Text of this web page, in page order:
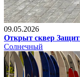
09.05.2026
Открыт сквер
Солнечный